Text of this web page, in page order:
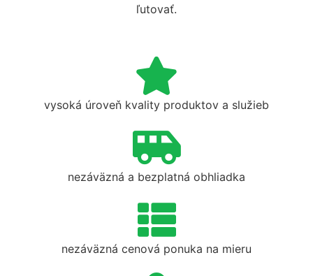
ľutovať.
vysoká úroveň kvality produktov a služieb
nezáväzná a bezplatná obhliadka
nezáväzná cenová ponuka na mieru